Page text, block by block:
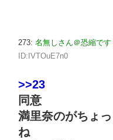
273: 名無しさん＠恐縮です
ID:IVTOuE7n0
>>23
同意
満里奈のがちょ
ね